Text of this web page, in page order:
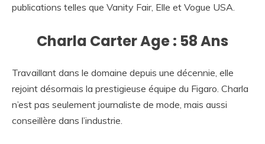
publications telles que Vanity Fair, Elle et Vogue USA.
Charla Carter Age : 58 Ans
Travaillant dans le domaine depuis une décennie, elle
rejoint désormais la prestigieuse équipe du Figaro. Charla
n’est pas seulement journaliste de mode, mais aussi
conseillère dans l’industrie.